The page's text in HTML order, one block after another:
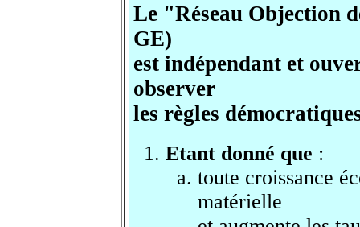
Le "Réseau Objection
GE)
est indépendant et
observer
les règles
Etant donné que :
toute croissance
matérielle